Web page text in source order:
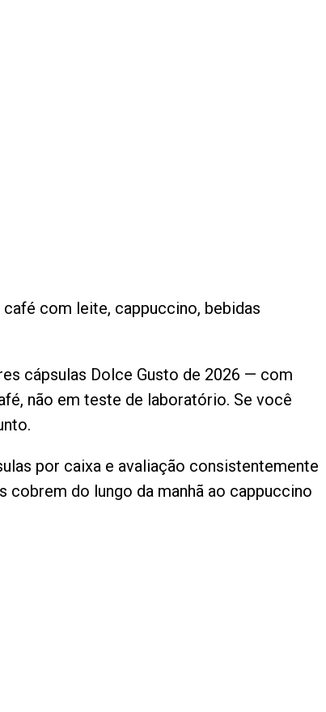
com leite, cappuccino, bebidas
cápsulas Dolce Gusto de 2026 — com
não em teste de laboratório. Se você
por caixa e avaliação consistentemente
cobrem do lungo da manhã ao cappuccino